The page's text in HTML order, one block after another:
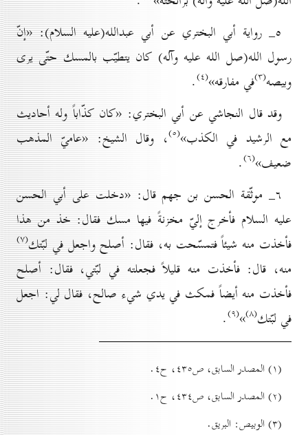
٥_ رواية أبي البختري عن أبي عبدالله(عليه السلام): «إنّ
رسول الله(صل الله عليه وآله) كان يتطيّب بالمسك حتّى يرى
وبيصه(۳) في مفارقه»(٤) .
وقد قال النجاشي عن أبي البختري: «كان كذّاباً وله أحاديث
مع الرشيد في الكذب»(٥) ، وقال الشيخ: «عاميّ المذهب
ضعيف»(٦) .
٦_ موثّقة الحسن بن جهم قال: «دخلت على أبي الحسن
عليه السلام فأخرج إليّ مخزنةً فيها مسك فقال: خذ من هذا
فأخذت منه شيئاً فتمسّحت به، فقال: أصلح واجعل في لبّتك(۷)
منه، قال: فأخذت منه قليلاً فجعلته في لبّتي، فقال: أصلح
فأخذت منه أيضاً فمكث في يدي شيء صالح، فقال لي: اجعل
في لبّتك(۸) »(۹) .
(۱) المصدر السابق، ص٤۳٥، ح٤.
(۲) المصدر السابق، ص٤۳٤، ح۱.
(۳) الوبيص: البريق.